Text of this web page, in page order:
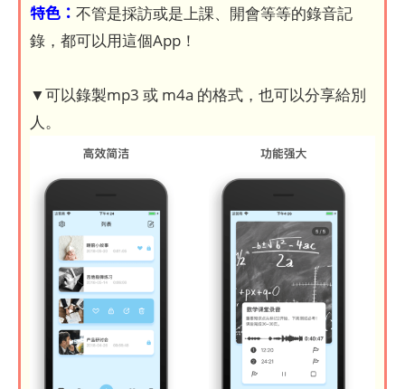
特色： 不管是採訪或是上課、開會等等的錄音記
錄，都可以用這個App！
▼可以錄製mp3 或 m4a 的格式，也可以分享給別
人。